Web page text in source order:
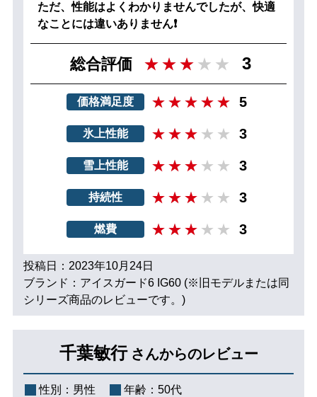
ただ、性能はよくわかりませんでしたが、快適
なことには違いありません❗
総合評価 3
価格満足度 5
氷上性能 3
雪上性能 3
持続性 3
燃費 3
投稿日：2023年10月24日
ブランド：アイスガード6 IG60 (※旧モデルまたは同
シリーズ商品のレビューです。)
千葉敏行 さんからのレビュー
性別： 男性 年齢： 50代